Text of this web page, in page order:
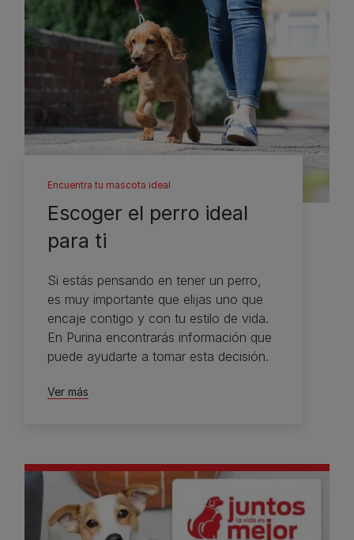
Encuentra tu mascota ideal
Escoger el perro ideal
para ti
Si estás pensando en tener un perro,
es muy importante que elijas uno que
encaje contigo y con tu estilo de vida.
En Purina encontrarás información que
puede ayudarte a tomar esta decisión.
Ver más